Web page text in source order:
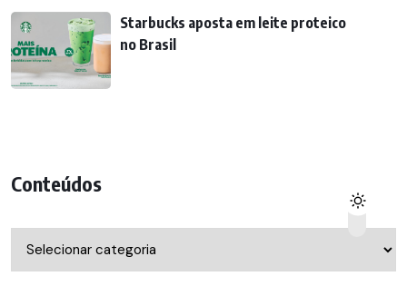
Starbucks aposta em leite proteico
no Brasil
Conteúdos